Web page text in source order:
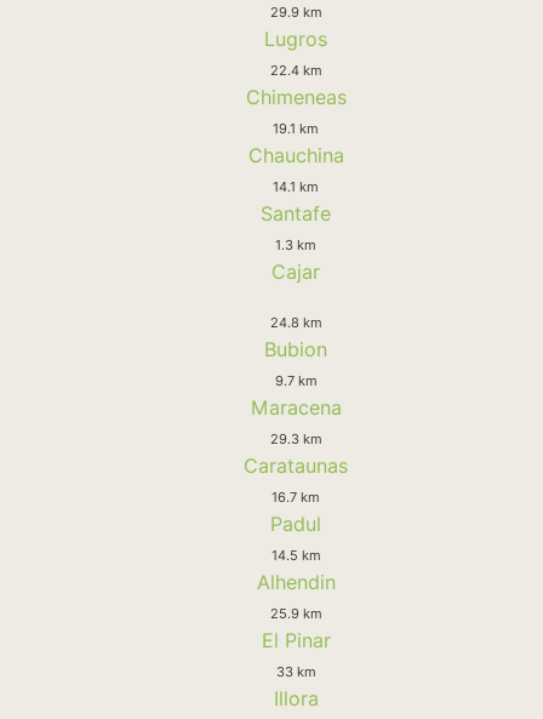
29.9 km
Lugros
22.4 km
Chimeneas
19.1 km
Chauchina
14.1 km
Santafe
1.3 km
Cajar
24.8 km
Bubion
9.7 km
Maracena
29.3 km
Carataunas
16.7 km
Padul
14.5 km
Alhendin
25.9 km
El Pinar
33 km
Illora